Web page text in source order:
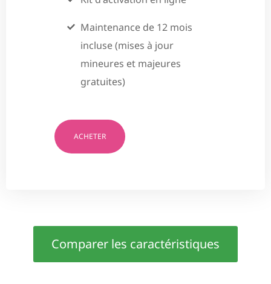
Maintenance de 12 mois
incluse (mises à jour
mineures et majeures
gratuites)
ACHETER
Comparer les caractéristiques